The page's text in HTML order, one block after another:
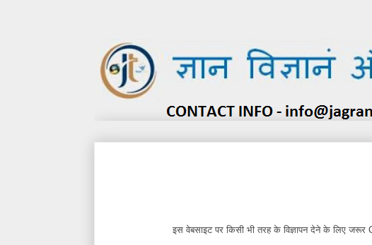
इस वेबसाइट पर किसी भी तरह के विज्ञापन देने के लिए